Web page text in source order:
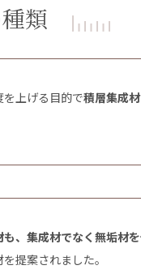
類
上げる目的で積層集成材
、集成材でなく無垢材を
提案されました。